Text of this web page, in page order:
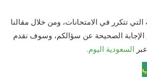
تتكرر في الامتحانات، ومن خلال مقالنا
الصحيحة عن سؤالكم، وسوف نقدم
السعودية اليوم.